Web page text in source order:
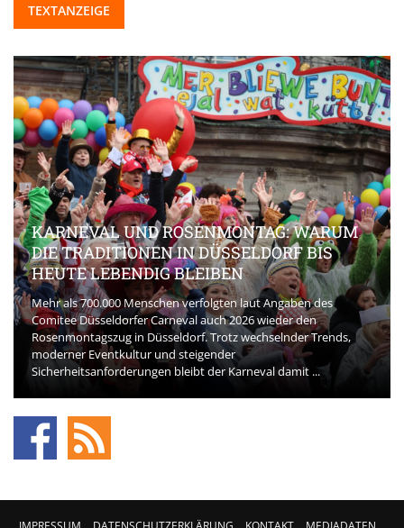
TEXTANZEIGE
KARNEVAL UND ROSENMONTAG: WARUM
DIE TRADITIONEN IN DÜSSELDORF BIS
HEUTE LEBENDIG BLEIBEN
Mehr als 700.000 Menschen verfolgten laut Angaben des
Comitee Düsseldorfer Carneval auch 2026 wieder den
Rosenmontagszug in Düsseldorf. Trotz wechselnder Trends,
moderner Eventkultur und steigender
Sicherheitsanforderungen bleibt der Karneval damit ...